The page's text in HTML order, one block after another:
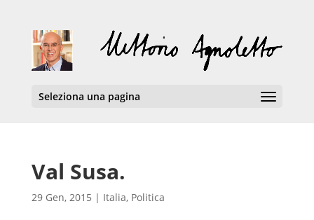
Seleziona una pagina
Val Susa.
29 Gen, 2015 | Italia, Politica